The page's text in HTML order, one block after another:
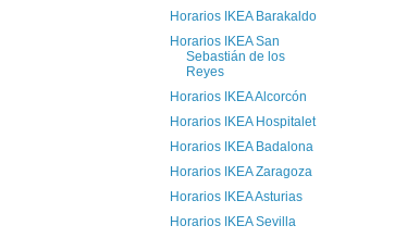
Horarios IKEA Barakaldo
Horarios IKEA San
Sebastián de los
Reyes
Horarios IKEA Alcorcón
Horarios IKEA Hospitalet
Horarios IKEA Badalona
Horarios IKEA Zaragoza
Horarios IKEA Asturias
Horarios IKEA Sevilla